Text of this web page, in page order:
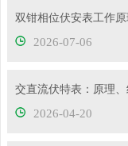
2026-07-06
交直流伏特表：原理
2026-04-20